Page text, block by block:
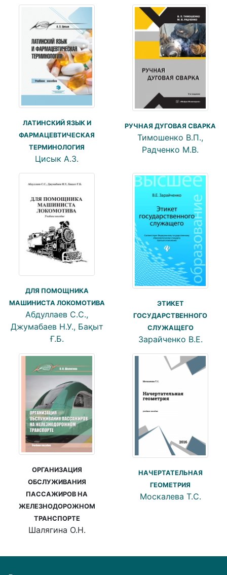
ЛАТИНСКИЙ ЯЗЫК И
ФАРМАЦЕВТИЧЕСКАЯ
ТЕРМИНОЛОГИЯ
Цисык А.З.
РУЧНАЯ ДУГОВАЯ СВАРКА
Тимошенко В.П.,
Радченко М.В.
ДЛЯ ПОМОЩНИКА
МАШИНИСТА ЛОКОМОТИВА
Абдуллаев С.С.,
Джумабаев Н.У., Бақыт
Ғ.Б.
ЭТИКЕТ
ГОСУДАРСТВЕННОГО
СЛУЖАЩЕГО
Зарайченко В.Е.
ОРГАНИЗАЦИЯ
ОБСЛУЖИВАНИЯ
ПАССАЖИРОВ НА
ЖЕЛЕЗНОДОРОЖНОМ
ТРАНСПОРТЕ
Шалягина О.Н.
НАЧЕРТАТЕЛЬНАЯ
ГЕОМЕТРИЯ
Москалева Т.С.